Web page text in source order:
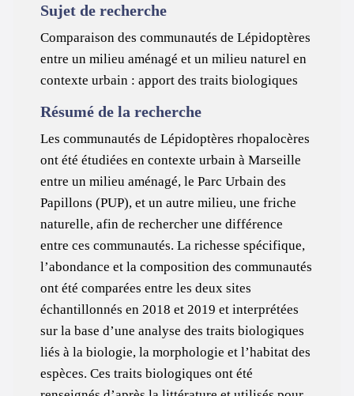
Sujet de recherche
Comparaison des communautés de Lépidoptères
entre un milieu aménagé et un milieu naturel en
contexte urbain : apport des traits biologiques
Résumé de la recherche
Les communautés de Lépidoptères rhopalocères
ont été étudiées en contexte urbain à Marseille
entre un milieu aménagé, le Parc Urbain des
Papillons (PUP), et un autre milieu, une friche
naturelle, afin de rechercher une différence
entre ces communautés. La richesse spécifique,
l’abondance et la composition des communautés
ont été comparées entre les deux sites
échantillonnés en 2018 et 2019 et interprétées
sur la base d’une analyse des traits biologiques
liés à la biologie, la morphologie et l’habitat des
espèces. Ces traits biologiques ont été